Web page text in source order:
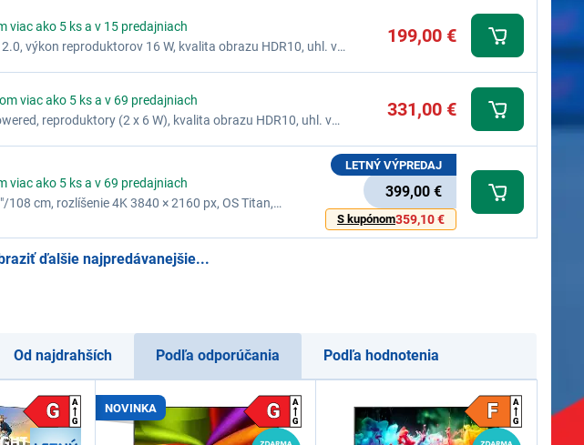
viac ako 5 ks a v 15 predajniach
výkon reproduktorov 16 W, kvalita obrazu HDR10, uhl. v
199,00 €
viac ako 5 ks a v 69 predajniach
reproduktory (2 x 6 W), kvalita obrazu HDR10, uhl. v
331,00 €
viac ako 5 ks a v 69 predajniach
108 cm, rozlíšenie 4K 3840 × 2160 px, OS Titan,
LETNÝ VÝPREDAJ
399,00 €
S kupónom359,10 €
ďalšie najpredávanejšie...
Od najdrahších Podľa odporúčania Podľa hodnotenia
NOVINKA